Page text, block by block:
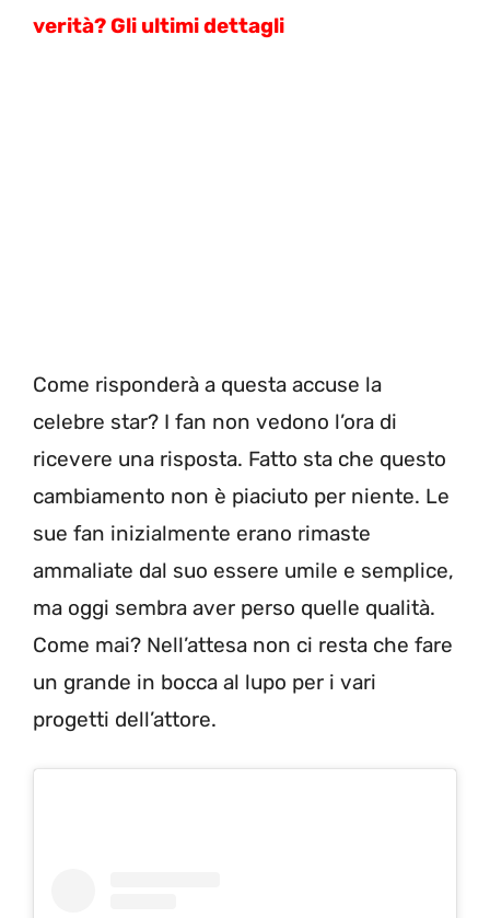
verità? Gli ultimi dettagli
Come risponderà a questa accuse la
celebre star? I fan non vedono l’ora di
ricevere una risposta. Fatto sta che questo
cambiamento non è piaciuto per niente. Le
sue fan inizialmente erano rimaste
ammaliate dal suo essere umile e semplice,
ma oggi sembra aver perso quelle qualità.
Come mai? Nell’attesa non ci resta che fare
un grande in bocca al lupo per i vari
progetti dell’attore.